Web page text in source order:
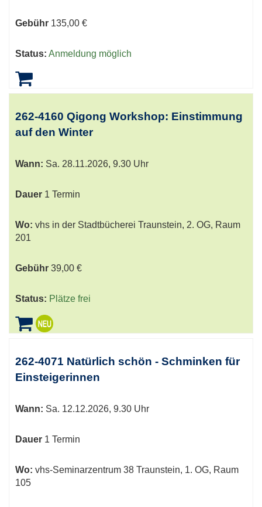
Gebühr 135,00 €
Status: Anmeldung möglich
262-4160 Qigong Workshop: Einstimmung
auf den Winter
Wann: Sa. 28.11.2026, 9.30 Uhr
Dauer 1 Termin
Wo: vhs in der Stadtbücherei Traunstein, 2. OG, Raum
201
Gebühr 39,00 €
Status: Plätze frei
262-4071 Natürlich schön - Schminken für
Einsteigerinnen
Wann: Sa. 12.12.2026, 9.30 Uhr
Dauer 1 Termin
Wo: vhs-Seminarzentrum 38 Traunstein, 1. OG, Raum
105